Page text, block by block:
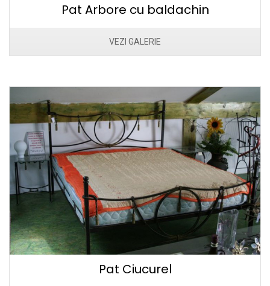
Pat Arbore cu baldachin
VEZI GALERIE
Pat Ciucurel